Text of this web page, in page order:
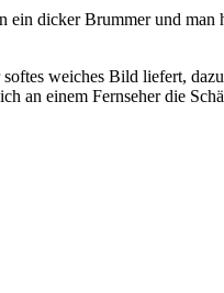
dicker Brummer und man
weiches Bild liefert,
an einem Fernseher die